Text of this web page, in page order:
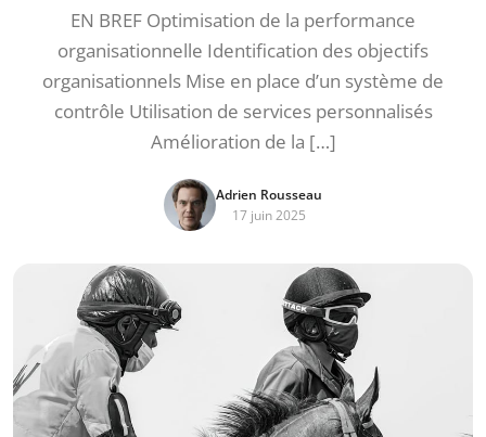
EN BREF Optimisation de la performance
organisationnelle Identification des objectifs
organisationnels Mise en place d’un système de
contrôle Utilisation de services personnalisés
Amélioration de la […]
Adrien Rousseau
17 juin 2025